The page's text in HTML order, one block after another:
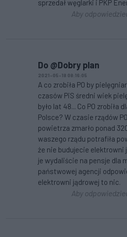
sprzedał węglarki i PKP
Aby
Do @Dobry plan
2021-05-18 08:16:05
A co zrobiła PO by
czasów PiS średni wiek
było lat 48... Co PO
Polsce? W czasie rządów
powietrza zmarło ponad
waszego rządu potrafiła
że nie budujecie elektrowni
je wydaliście na pensje dla
państwowej agencji
elektrowni jądrowej to nic.
Aby